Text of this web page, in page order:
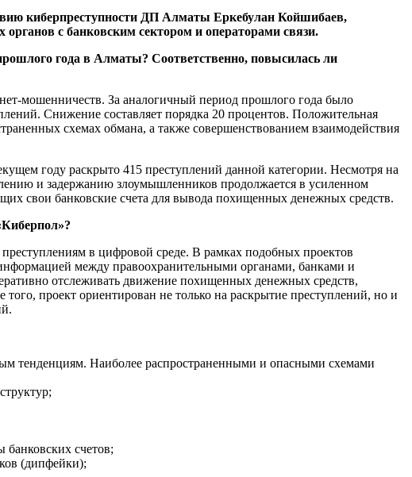
киберпреступности ДП Алматы Еркебулан Койшибаев,
с банковским сектором и операторами связи.
года в Алматы? Соответственно, повысилась ли
мошенничеств. За аналогичный период прошлого года было
Снижение составляет порядка 20 процентов. Положительная
схемах обмана, а также совершенствованием взаимодействия
году раскрыто 415 преступлений данной категории. Несмотря на
и задержанию злоумышленников продолжается в усиленном
свои банковские счета для вывода похищенных денежных средств.
в цифровой среде. В рамках подобных проектов
между правоохранительными органами, банками и
отслеживать движение похищенных денежных средств,
проект ориентирован не только на раскрытие преступлений, но и
тенденциям. Наиболее распространенными и опасными схемами
счетов;
(дипфейки);